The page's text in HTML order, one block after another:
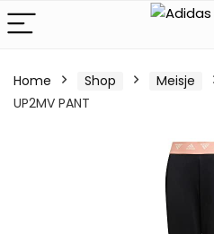
Home Shop Meisje
UP2MV PANT